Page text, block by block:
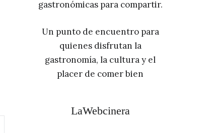
gastronómicas para compartir.
Un punto de encuentro para
quienes disfrutan la
gastronomía, la cultura y el
placer de comer bien
LaWebcinera